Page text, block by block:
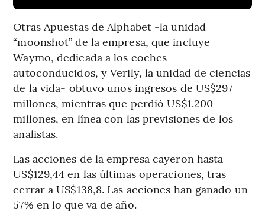
Otras Apuestas de Alphabet -la unidad
“moonshot” de la empresa, que incluye
Waymo, dedicada a los coches
autoconducidos, y Verily, la unidad de ciencias
de la vida- obtuvo unos ingresos de US$297
millones, mientras que perdió US$1.200
millones, en línea con las previsiones de los
analistas.
Las acciones de la empresa cayeron hasta
US$129,44 en las últimas operaciones, tras
cerrar a US$138,8. Las acciones han ganado un
57% en lo que va de año.